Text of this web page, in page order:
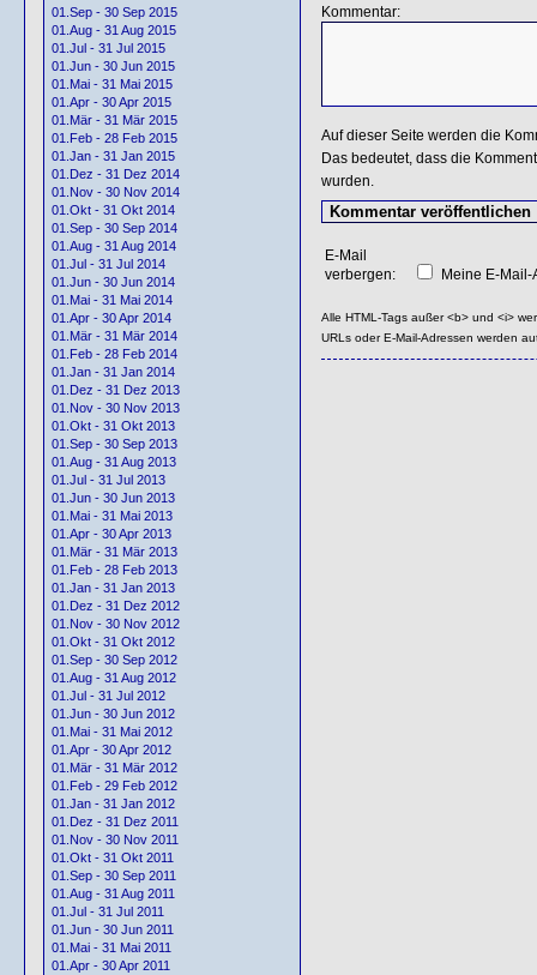
01.Sep - 30 Sep 2015
01.Aug - 31 Aug 2015
01.Jul - 31 Jul 2015
01.Jun - 30 Jun 2015
01.Mai - 31 Mai 2015
01.Apr - 30 Apr 2015
01.Mär - 31 Mär 2015
01.Feb - 28 Feb 2015
01.Jan - 31 Jan 2015
01.Dez - 31 Dez 2014
01.Nov - 30 Nov 2014
01.Okt - 31 Okt 2014
01.Sep - 30 Sep 2014
01.Aug - 31 Aug 2014
01.Jul - 31 Jul 2014
01.Jun - 30 Jun 2014
01.Mai - 31 Mai 2014
01.Apr - 30 Apr 2014
01.Mär - 31 Mär 2014
01.Feb - 28 Feb 2014
01.Jan - 31 Jan 2014
01.Dez - 31 Dez 2013
01.Nov - 30 Nov 2013
01.Okt - 31 Okt 2013
01.Sep - 30 Sep 2013
01.Aug - 31 Aug 2013
01.Jul - 31 Jul 2013
01.Jun - 30 Jun 2013
01.Mai - 31 Mai 2013
01.Apr - 30 Apr 2013
01.Mär - 31 Mär 2013
01.Feb - 28 Feb 2013
01.Jan - 31 Jan 2013
01.Dez - 31 Dez 2012
01.Nov - 30 Nov 2012
01.Okt - 31 Okt 2012
01.Sep - 30 Sep 2012
01.Aug - 31 Aug 2012
01.Jul - 31 Jul 2012
01.Jun - 30 Jun 2012
01.Mai - 31 Mai 2012
01.Apr - 30 Apr 2012
01.Mär - 31 Mär 2012
01.Feb - 29 Feb 2012
01.Jan - 31 Jan 2012
01.Dez - 31 Dez 2011
01.Nov - 30 Nov 2011
01.Okt - 31 Okt 2011
01.Sep - 30 Sep 2011
01.Aug - 31 Aug 2011
01.Jul - 31 Jul 2011
01.Jun - 30 Jun 2011
01.Mai - 31 Mai 2011
01.Apr - 30 Apr 2011
Kommentar:
Auf dieser Seite werden die
Das bedeutet, dass die
wurden.
E-Mail
verbergen:
Meine E-
Alle HTML-Tags außer <b> und <i>
URLs oder E-Mail-Adressen werden